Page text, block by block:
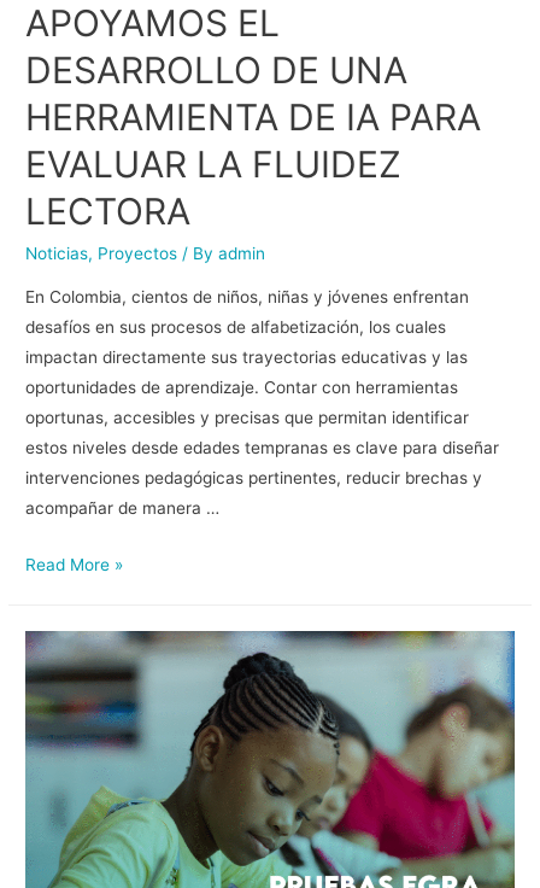
APOYAMOS EL
DESARROLLO DE UNA
HERRAMIENTA DE IA PARA
EVALUAR LA FLUIDEZ
LECTORA
Noticias, Proyectos / Byadmin
En Colombia, cientos de niños, niñas y jóvenes enfrentan
desafíos en sus procesos de alfabetización, los cuales
impactan directamente sus trayectorias educativas y las
oportunidades de aprendizaje. Contar con herramientas
oportunas, accesibles y precisas que permitan identificar
estos niveles desde edades tempranas es clave para diseñar
intervenciones pedagógicas pertinentes, reducir brechas y
acompañar de manera …
Read More »